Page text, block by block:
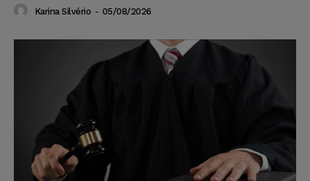
Karina Silvério - 05/08/2026